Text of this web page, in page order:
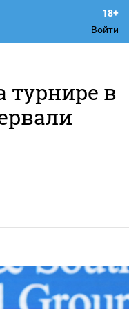
Войти
турнире в